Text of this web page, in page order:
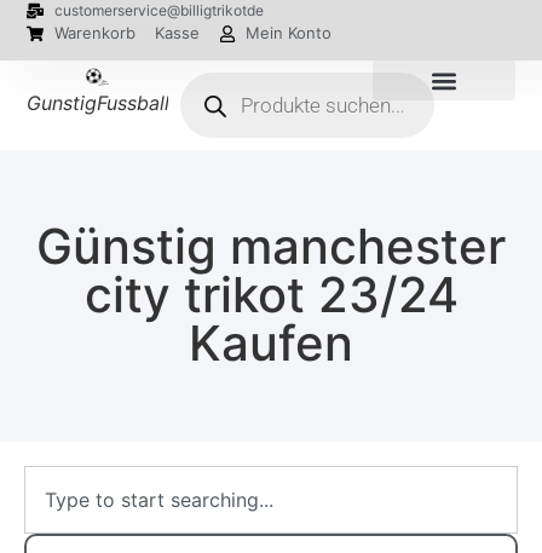
customerservice@billigtrikotde
Warenkorb Kasse Mein Konto
GunstigFussballTrikot
Günstig manchester
city trikot 23/24
Kaufen